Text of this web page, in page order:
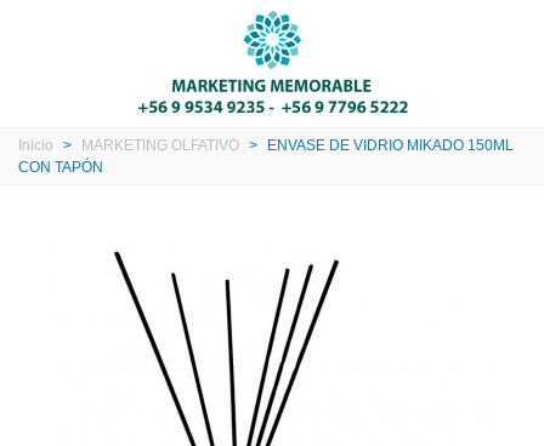
Inicio > MARKETING OLFATIVO >
ENVASE DE VIDRIO MIKADO 150ML
CON TAPÓN